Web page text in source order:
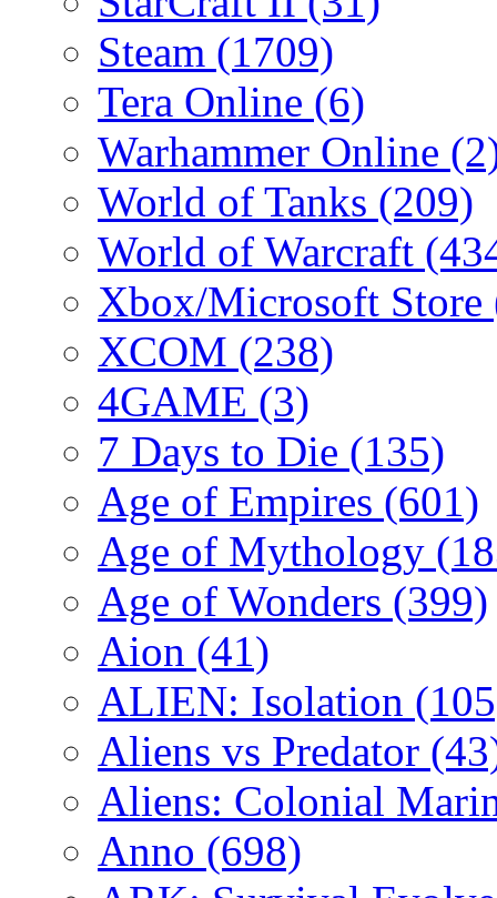
Steam (1709)
Tera Online (6)
Warhammer Online
World of Tanks (209)
World of Warcraft
Xbox/Microsoft Store
XCOM (238)
4GAME (3)
7 Days to Die (135)
Age of Empires (601)
Age of Mythology
Age of Wonders (399)
Aion (41)
ALIEN: Isolation
Aliens vs Predator
Aliens: Colonial
Anno (698)